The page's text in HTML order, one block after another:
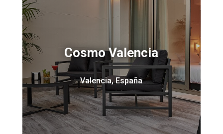
Cosmo Valencia
Valencia, España